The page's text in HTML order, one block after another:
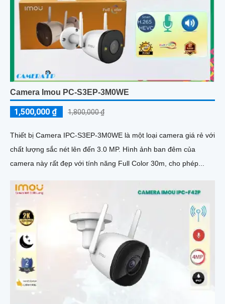
Camera Imou PC-S3EP-3M0WE
1,500,000 ₫ 1,800,000 ₫
Thiết bị Camera IPC-S3EP-3M0WE là một loại camera giá rẻ với
chất lượng sắc nét lên đến 3.0 MP. Hình ảnh ban đêm của
camera này rất đẹp với tính năng Full Color 30m, cho phép...